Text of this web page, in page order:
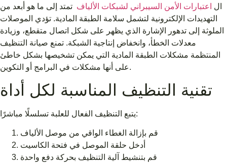
ال اعتبارات الأمن السيبراني لشبكات الألياف تمتد إلى ما هو أبعد من
التهديدات الإلكترونية لتشمل سلامة الطبقة المادية. تؤدي الموصلات
الملوثة إلى تدهور الإشارة الذي يظهر على شكل اتصال متقطع، وزيادة
معدلات الخطأ، وانخفاض إنتاجية الشبكة. تمنع صيانة التنظيف
المنتظمة مشكلات الطبقة المادية التي يمكن تشخيصها بشكل خاطئ
على أنها مشكلات في البرامج أو التكوين.
تقنية التنظيف المناسبة لكل أداة
يتبع التنظيف الفعال للعلبة تسلسلًا مباشرًا:
قم بإزالة الغطاء الواقي من موصل الألياف
أدخل حلقة الموصل في فتحة الكاسيت
قم بتنشيط آلية التنظيف بحركة دفع واحدة